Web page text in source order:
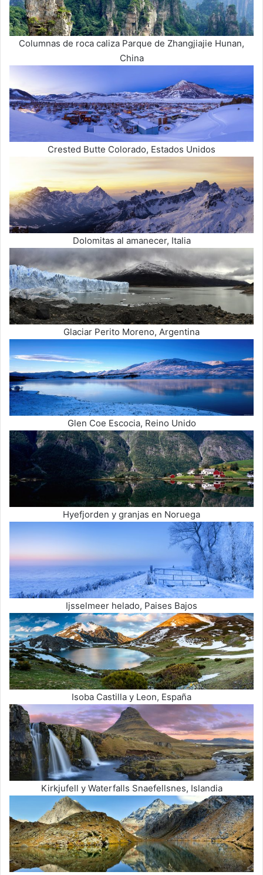
Columnas de roca caliza Parque de Zhangjiajie Hunan,
China
Crested Butte Colorado, Estados Unidos
Dolomitas al amanecer, Italia
Glaciar Perito Moreno, Argentina
Glen Coe Escocia, Reino Unido
Hyefjorden y granjas en Noruega
Ijsselmeer helado, Paises Bajos
Isoba Castilla y Leon, España
Kirkjufell y Waterfalls Snaefellsnes, Islandia